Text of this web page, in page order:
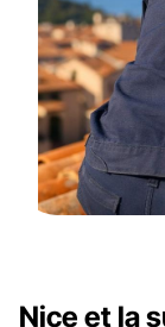
Nice et la